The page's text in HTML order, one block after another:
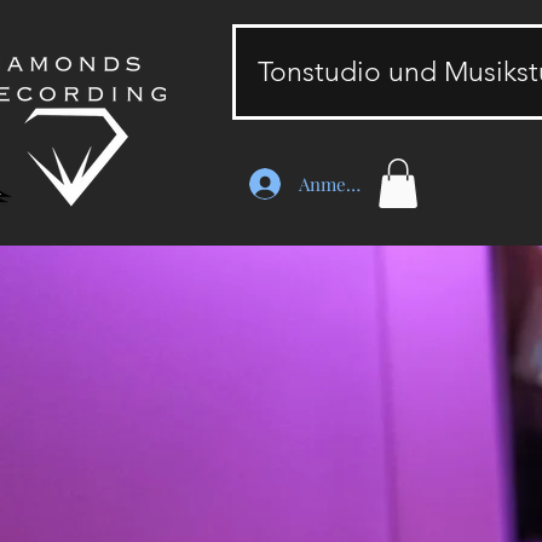
Tonstudio und
Anmelden